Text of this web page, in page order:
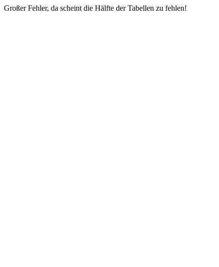
Großer Fehler, da scheint die Hälfte der Tabellen zu fehlen!